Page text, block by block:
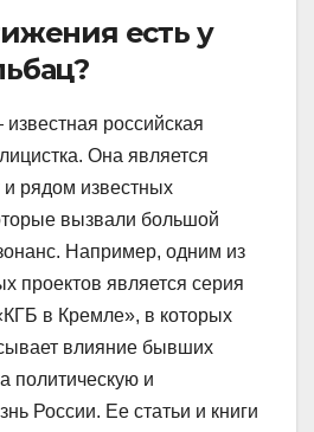
есть у
российская
Она является
и рядом известных
вызвали большой
Например, одним из
проектов является серия
в Кремле», в которых
влияние бывших
политическую и
России. Ее статьи и книги